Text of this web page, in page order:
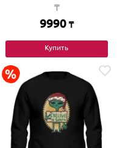
₸
9990 ₸
Купить